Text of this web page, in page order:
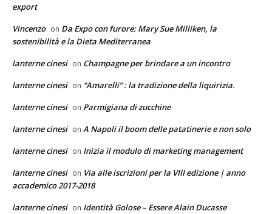
export
Vincenzo on Da Expo con furore: Mary Sue Milliken, la
sostenibilità e la Dieta Mediterranea
lanterne cinesi on Champagne per brindare a un incontro
lanterne cinesi on “Amarelli” : la tradizione della liquirizia.
lanterne cinesi on Parmigiana di zucchine
lanterne cinesi on A Napoli il boom delle patatinerie e non solo
lanterne cinesi on Inizia il modulo di marketing management
lanterne cinesi on Via alle iscrizioni per la VIII edizione | anno
accademico 2017-2018
lanterne cinesi on Identità Golose – Essere Alain Ducasse